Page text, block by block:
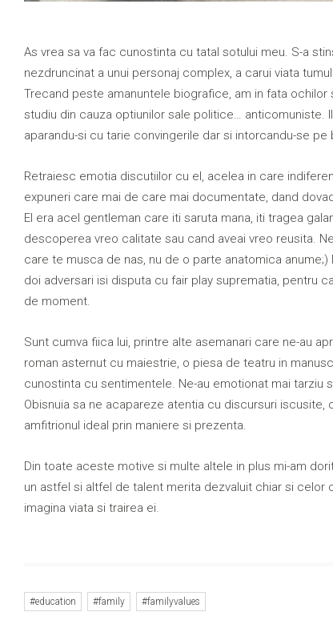
As vrea sa va fac cunostinta cu tatal sotului meu. S-a
nezdruncinat a unui personaj complex, a carui viata
Trecand peste amanuntele biografice, am in fata
studiu din cauza optiunilor sale politice…
aparandu-si cu tarie convingerile dar si intorcandu-se
Retraiesc emotia discutiilor cu el, acelea in care
expuneri care mai de care mai documentate, dand
El era acel gentleman care iti saruta mana, iti tragea
descoperea vreo calitate sau cand aveai vreo reusita.
care te musca de nas, nu de o parte anatomica
doi adversari isi disputa cu fair play suprematia, pentru
de moment.
Sunt cumva fiica lui, printre alte asemanari care ne-au
roman asternut cu maiestrie, o piesa de teatru in
cunostinta cu sentimentele. Ne-au emotionat mai
Obisnuia sa ne acapareze atentia cu discursuri
amfitrionul ideal prin maniere si prezenta.
Din toate aceste motive si multe altele in plus mi-am
un astfel si altfel de talent merita dezvaluit chiar si celor
imagina viata si trairea ei.
#education #family #familyvalues